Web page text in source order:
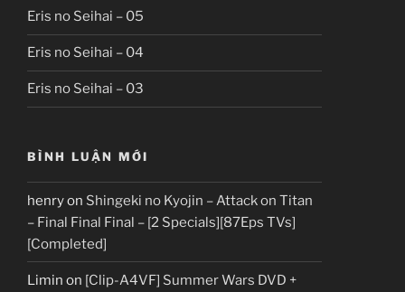
Eris no Seihai – 05
Eris no Seihai – 04
Eris no Seihai – 03
BÌNH LUẬN MỚI
henryon Shingeki no Kyojin – Attack on Titan
– Final Final Final – [2 Specials][87Eps TVs]
[Completed]
Limin on [Clip-A4VF] Summer Wars DVD +